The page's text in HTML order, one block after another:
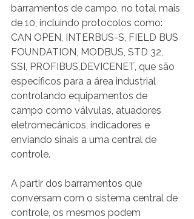
barramentos de campo, no total mais
de 10, incluindo protocolos como:
CAN OPEN, INTERBUS-S, FIELD BUS
FOUNDATION, MODBUS, STD 32,
SSI, PROFIBUS,DEVICENET, que são
específicos para a área industrial
controlando equipamentos de
campo como válvulas, atuadores
eletromecânicos, indicadores e
enviando sinais a uma central de
controle.
A partir dos barramentos que
conversam com o sistema central de
controle, os mesmos podem